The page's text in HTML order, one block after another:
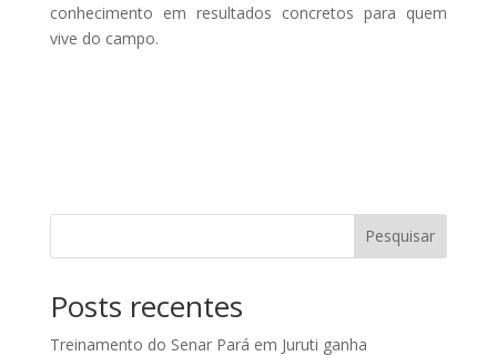
conhecimento em resultados concretos para quem
vive do campo.
Pesquisar
Posts recentes
Treinamento do Senar Pará em Juruti ganha